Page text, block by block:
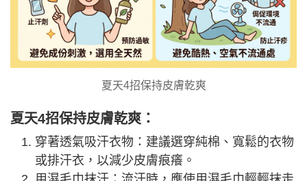
夏天4招保持皮膚乾爽
夏天4招保持皮膚乾爽：
穿著透氣吸汗衣物：建議選穿純棉、寬鬆的衣物
或排汗衣，以減少皮膚痕癢。